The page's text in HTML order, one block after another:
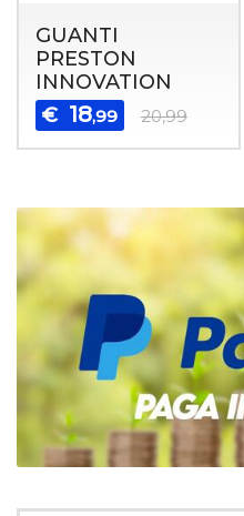
GUANTI
PRESTON
INNOVATION
€ 18,99 20,99